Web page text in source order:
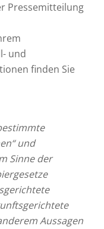
Pressemitteilung
und
finden Sie
und
Sinne der
Aussagen